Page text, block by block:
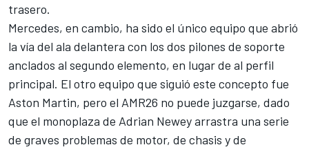
trasero.
Mercedes, en cambio, ha sido el único equipo que abrió
la vía del ala delantera con los dos pilones de soporte
anclados al segundo elemento, en lugar de al perfil
principal. El otro equipo que siguió este concepto fue
Aston Martin, pero el AMR26 no puede juzgarse, dado
que el monoplaza de Adrian Newey arrastra una serie
de graves problemas de motor, de chasis y de